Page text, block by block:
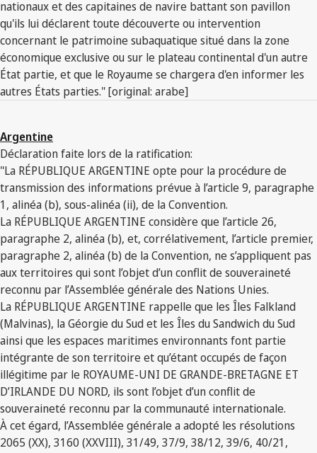
nationaux et des capitaines de navire battant son pavillon
qu'ils lui déclarent toute découverte ou intervention
concernant le patrimoine subaquatique situé dans la zone
économique exclusive ou sur le plateau continental d'un autre
État partie, et que le Royaume se chargera d'en informer les
autres États parties." [original: arabe]
Argentine
Déclaration faite lors de la ratification:
"La RÉPUBLIQUE ARGENTINE opte pour la procédure de
transmission des informations prévue à l’article 9, paragraphe
1, alinéa (b), sous-alinéa (ii), de la Convention.
La RÉPUBLIQUE ARGENTINE considère que l’article 26,
paragraphe 2, alinéa (b), et, corrélativement, l’article premier,
paragraphe 2, alinéa (b) de la Convention, ne s’appliquent pas
aux territoires qui sont l’objet d’un conflit de souveraineté
reconnu par l’Assemblée générale des Nations Unies.
La RÉPUBLIQUE ARGENTINE rappelle que les Îles Falkland
(Malvinas), la Géorgie du Sud et les Îles du Sandwich du Sud
ainsi que les espaces maritimes environnants font partie
intégrante de son territoire et qu’étant occupés de façon
illégitime par le ROYAUME-UNI DE GRANDE-BRETAGNE ET
D’IRLANDE DU NORD, ils sont l’objet d’un conflit de
souveraineté reconnu par la communauté internationale.
À cet égard, l’Assemblée générale a adopté les résolutions
2065 (XX), 3160 (XXVIII), 31/49, 37/9, 38/12, 39/6, 40/21,